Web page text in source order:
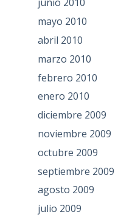
mayo 2010
abril 2010
marzo 2010
febrero 2010
enero 2010
diciembre 2009
noviembre 2009
octubre 2009
septiembre 2009
agosto 2009
julio 2009